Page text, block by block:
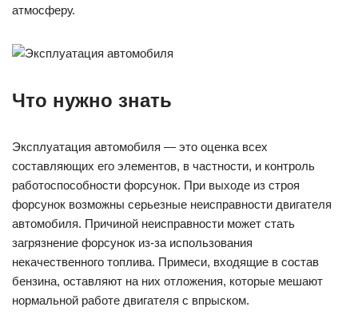
атмосферу.
Что нужно знать
Эксплуатация автомобиля — это оценка всех
составляющих его элементов, в частности, и контроль
работоспособности форсунок. При выходе из строя
форсунок возможны серьезные неисправности двигателя
автомобиля. Причиной неисправности может стать
загрязнение форсунок из-за использования
некачественного топлива. Примеси, входящие в состав
бензина, оставляют на них отложения, которые мешают
нормальной работе двигателя с впрыском.